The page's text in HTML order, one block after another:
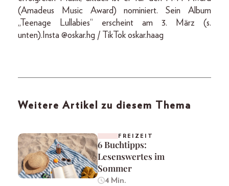
(Amadeus Music Award) nominiert. Sein Album
„Teenage Lullabies“ erscheint am 3. März (s.
unten).Insta @oskar.hg / TikTok oskar.haag
Weitere Artikel zu diesem Thema
FREIZEIT
6 Buchtipps:
Lesenswertes im
Sommer
4 Min.